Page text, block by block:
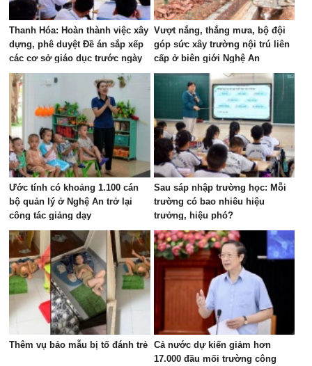
Thanh Hóa: Hoàn thành việc xây
dựng, phê duyệt Đề án sắp xếp
các cơ sở giáo dục trước ngày
15/8
Vượt nắng, thắng mưa, bộ đội
góp sức xây trường nội trú liên
cấp ở biên giới Nghệ An
Ước tính có khoảng 1.100 cán
bộ quản lý ở Nghệ An trở lại
công tác giảng dạy
Sau sáp nhập trường học: Mỗi
trường có bao nhiêu hiệu
trưởng, hiệu phó?
Thêm vụ bảo mẫu bị tố đánh trẻ Cả nước dự kiến giảm hơn
17.000 đầu mối trường công